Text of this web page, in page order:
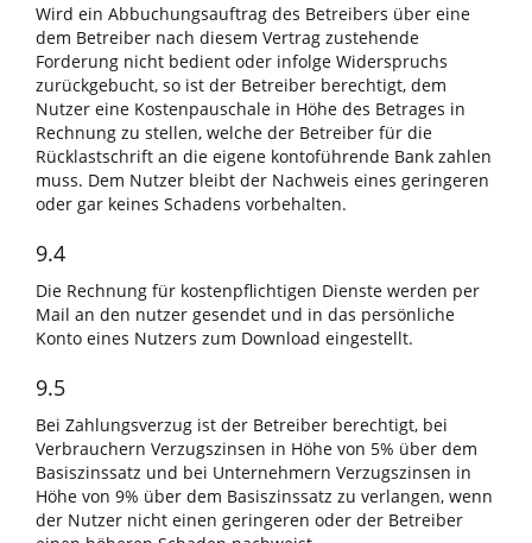
Wird ein Abbuchungsauftrag des Betreibers über eine
dem Betreiber nach diesem Vertrag zustehende
Forderung nicht bedient oder infolge Widerspruchs
zurückgebucht, so ist der Betreiber berechtigt, dem
Nutzer eine Kostenpauschale in Höhe des Betrages in
Rechnung zu stellen, welche der Betreiber für die
Rücklastschrift an die eigene kontoführende Bank zahlen
muss. Dem Nutzer bleibt der Nachweis eines geringeren
oder gar keines Schadens vorbehalten.
9.4
Die Rechnung für kostenpflichtigen Dienste werden per
Mail an den nutzer gesendet und in das persönliche
Konto eines Nutzers zum Download eingestellt.
9.5
Bei Zahlungsverzug ist der Betreiber berechtigt, bei
Verbrauchern Verzugszinsen in Höhe von 5% über dem
Basiszinssatz und bei Unternehmern Verzugszinsen in
Höhe von 9% über dem Basiszinssatz zu verlangen, wenn
der Nutzer nicht einen geringeren oder der Betreiber